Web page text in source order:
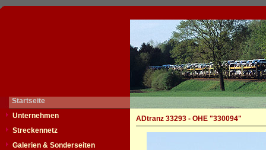
Startseite
Unternehmen
Streckennetz
Galerien & Sonderseiten
ADtranz 33293 - OHE "330094"